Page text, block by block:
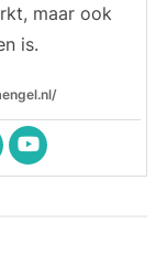
maar ook
is.